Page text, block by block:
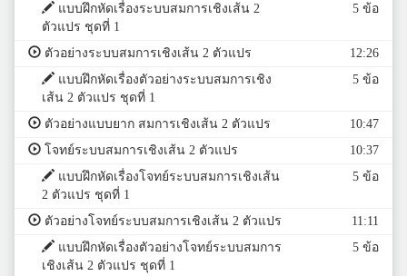
แบบฝึกหัดเรื่องระบบสมการเชิงเส้น 2
ตัวแปร ชุดที่ 1
5 ข้อ
ตัวอย่างระบบสมการเชิงเส้น 2 ตัวแปร
12:26
แบบฝึกหัดเรื่องตัวอย่างระบบสมการเชิง
เส้น 2 ตัวแปร ชุดที่ 1
5 ข้อ
ตัวอย่างแบบยาก สมการเชิงเส้น 2 ตัวแปร
10:47
โจทย์ระบบสมการเชิงเส้น 2 ตัวแปร
10:37
แบบฝึกหัดเรื่องโจทย์ระบบสมการเชิงเส้น
2 ตัวแปร ชุดที่ 1
5 ข้อ
ตัวอย่างโจทย์ระบบสมการเชิงเส้น 2 ตัวแปร
11:11
แบบฝึกหัดเรื่องตัวอย่างโจทย์ระบบสมการ
เชิงเส้น 2 ตัวแปร ชุดที่ 1
5 ข้อ